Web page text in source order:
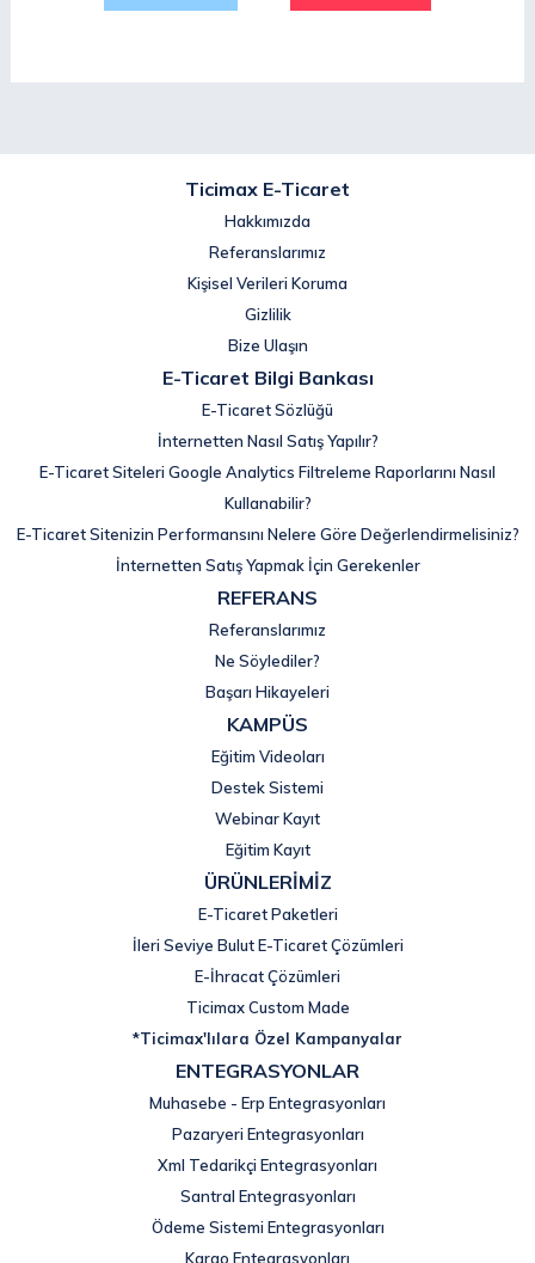
Ticimax E-Ticaret
Hakkımızda
Referanslarımız
Kişisel Verileri Koruma
Gizlilik
Bize Ulaşın
E-Ticaret Bilgi Bankası
E-Ticaret Sözlüğü
İnternetten Nasıl Satış Yapılır?
E-Ticaret Siteleri Google Analytics Filtreleme Raporlarını Nasıl
Kullanabilir?
E-Ticaret Sitenizin Performansını Nelere Göre Değerlendirmelisiniz?
İnternetten Satış Yapmak İçin Gerekenler
REFERANS
Referanslarımız
Ne Söylediler?
Başarı Hikayeleri
KAMPÜS
Eğitim Videoları
Destek Sistemi
Webinar Kayıt
Eğitim Kayıt
ÜRÜNLERİMİZ
E-Ticaret Paketleri
İleri Seviye Bulut E-Ticaret Çözümleri
E-İhracat Çözümleri
Ticimax Custom Made
*Ticimax'lılara Özel Kampanyalar
ENTEGRASYONLAR
Muhasebe - Erp Entegrasyonları
Pazaryeri Entegrasyonları
Xml Tedarikçi Entegrasyonları
Santral Entegrasyonları
Ödeme Sistemi Entegrasyonları
Kargo Entegrasyonları